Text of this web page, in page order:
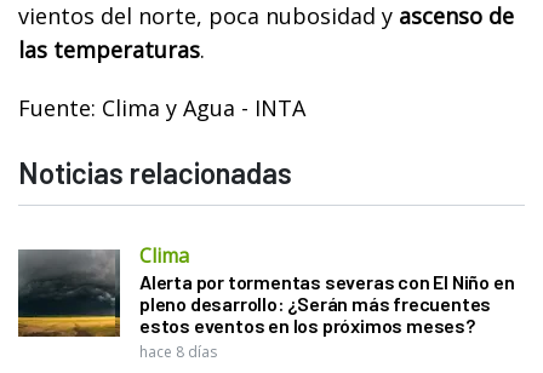
vientos del norte, poca nubosidad y ascenso de
las temperaturas.
Fuente: Clima y Agua - INTA
Noticias relacionadas
Clima
Alerta por tormentas severas con El Niño en
pleno desarrollo: ¿Serán más frecuentes
estos eventos en los próximos meses?
hace 8 días